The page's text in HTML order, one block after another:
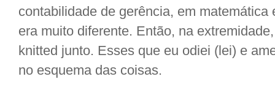
contabilidade de gerência, em
era muito diferente. Então, na
knitted junto. Esses que eu odiei (lei) e
no esquema das coisas.